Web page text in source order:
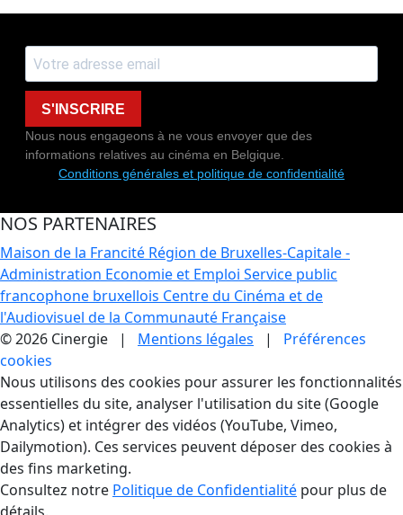
S'INSCRIRE
Nous nous engageons à ne vous envoyer que des
informations relatives au cinéma en Belgique.
Conditions générales et politique de confidentialité
NOS PARTENAIRES
Maison de la Francité Région de Bruxelles-Capitale -
Administration Economie et Emploi Service public
francophone bruxellois Centre du Cinéma et de
l'Audiovisuel de la Communauté Française
© 2026 Cinergie | Mentions légales | Préférences
cookies
Gestion des Cookies
Nous utilisons des cookies pour assurer les fonctionnalités
essentielles du site, analyser l'utilisation du site (Google
Analytics) et intégrer des vidéos (YouTube, Vimeo,
Dailymotion). Ces services peuvent déposer des cookies à
des fins marketing.
Consultez notre Politique de Confidentialité pour plus de